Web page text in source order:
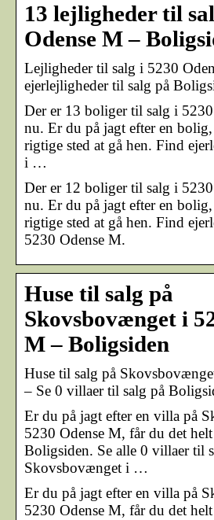
13 lejligheder til
Odense M –
Lejligheder til salg i 5230
ejerlejligheder til salg på
Der er 13 boliger til salg i
nu. Er du på jagt efter en
rigtige sted at gå hen. Find
i …
Der er 12 boliger til salg i
nu. Er du på jagt efter en
rigtige sted at gå hen. Find
5230 Odense M.
Huse til salg på
Skovsbovænget i
M – Boligsiden
Huse til salg på
– Se 0 villaer til salg på
Er du på jagt efter en villa på
5230 Odense M, får du det
Boligsiden. Se alle 0 villaer til
Skovsbovænget i …
Er du på jagt efter en villa på
5230 Odense M, får du det